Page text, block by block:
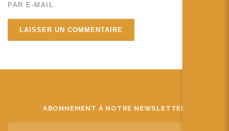
PAR E-MAIL.
ABONNEMENT À NOTRE NEWSLETTER